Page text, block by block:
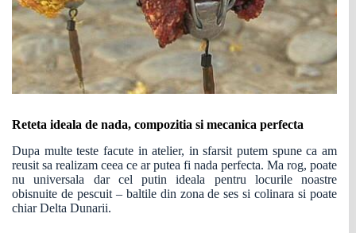
Reteta ideala de nada, compozitia si mecanica perfecta
Dupa multe teste facute in atelier, in sfarsit putem spune ca am
reusit sa realizam ceea ce ar putea fi nada perfecta. Ma rog, poate
nu universala dar cel putin ideala pentru locurile noastre
obisnuite de pescuit – baltile din zona de ses si colinara si poate
chiar Delta Dunarii.